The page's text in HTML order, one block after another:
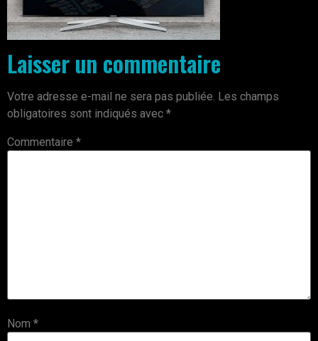
Laisser un commentaire
Votre adresse e-mail ne sera pas publiée. Les champs
obligatoires sont indiqués avec *
Commentaire *
Nom *